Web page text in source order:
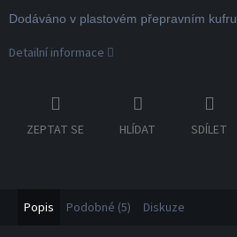
Dodáváno v plastovém přepravním kufru
Detailní informace
ZEPTAT SE HLÍDAT SDÍLET
Popis Podobné (5) Diskuze